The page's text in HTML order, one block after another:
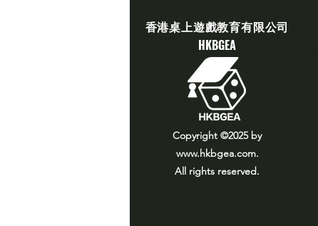
​香港桌上遊戲教育有限公司
​HKBGEA
Copyright ©2025by
www.hkbgea.com.
All rights reserved.